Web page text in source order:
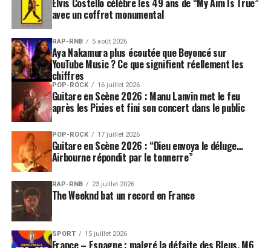
Elvis Costello célèbre les 49 ans de “My Aim Is True”
avec un coffret monumental
RAP-RNB 5 août 2026
Aya Nakamura plus écoutée que Beyoncé sur
YouTube Music ? Ce que signifient réellement les
chiffres
POP-ROCK 16 juillet 2026
Guitare en Scène 2026 : Manu Lanvin met le feu
après les Pixies et fini son concert dans le public
POP-ROCK 17 juillet 2026
Guitare en Scène 2026 : “Dieu envoya le déluge…
Airbourne répondit par le tonnerre”
RAP-RNB 23 juillet 2026
The Weeknd bat un record en France
SPORT 15 juillet 2026
France – Espagne : malgré la défaite des Bleus, M6